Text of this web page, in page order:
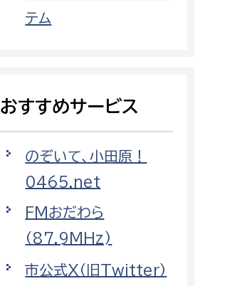
地域交通課
消防総務課
予防課
警防計画課
救急課
情報司令課
テム
おすすめサービス
のぞいて、小田原！
0465.net
FMおだわら
（87.9MHz)
市公式X（旧Twitter）